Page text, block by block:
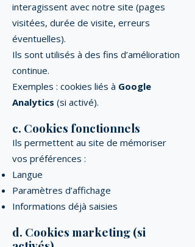
interagissent avec notre site (pages
visitées, durée de visite, erreurs
éventuelles).
Ils sont utilisés à des fins d’amélioration
continue.
Exemples : cookies liés à Google
Analytics (si activé).
c. Cookies fonctionnels
Ils permettent au site de mémoriser
vos préférences :
Langue
Paramètres d’affichage
Informations déjà saisies
d. Cookies marketing (si